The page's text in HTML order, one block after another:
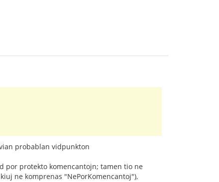
probablan vidpunkton
por protekto komencantojn; tamen tio ne
ne komprenas "NePorKomencantoj"),